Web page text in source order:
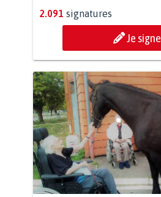
2.091 signatures
Je signe